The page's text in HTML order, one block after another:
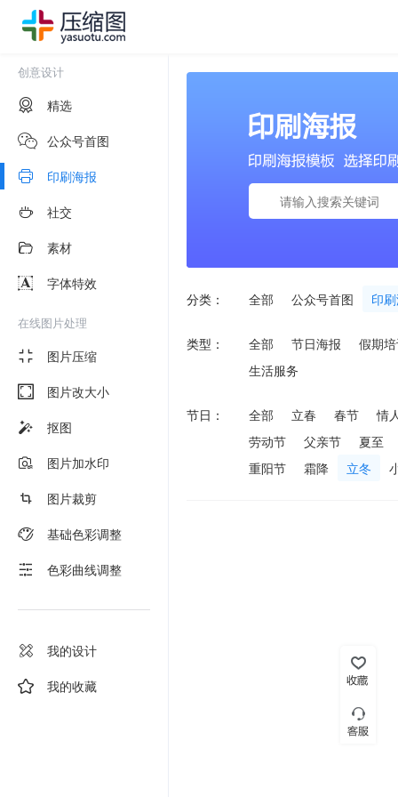
创意设计
精选
公众号首图
印刷海报
社交
素材
字体特效
在线图片处理
图片压缩
图片改大小
抠图
图片加水印
图片裁剪
基础色彩调整
色彩曲线调整
我的设计
我的收藏
分类： 全部 公众号首图 印
类型： 全部 节日海报
假期
生活服务
节日： 全部 立春 春节
情
劳动节
父亲节
夏至
重阳节
霜降 立冬